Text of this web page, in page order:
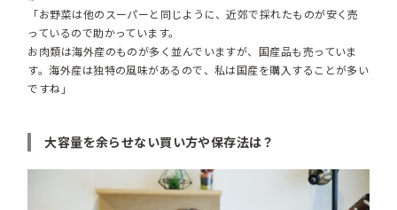
「お野菜は他のスーパーと同じように、近郊で採れたものが安く売
っているので助かっています。
お肉類は海外産のものが多く並んでいますが、国産品も売っていま
す。海外産は独特の風味があるので、私は国産を購入することが多い
ですね」
大容量を余らせない買い方や保存法は？